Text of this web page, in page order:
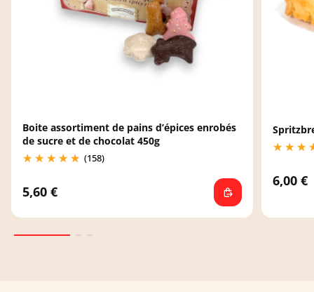
Boite assortiment de pains d’épices enrobés
de sucre et de chocolat 450g
(158)
5,60 €
6,00 €